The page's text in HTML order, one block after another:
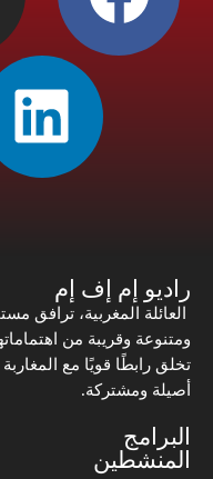
راديو إم إف إم
العائلة المغربية، ترافق
ومتنوعة وقريبة من
تخلق رابطًا قويًا مع
أصيلة ومشتركة.
البرامج
المنشطين